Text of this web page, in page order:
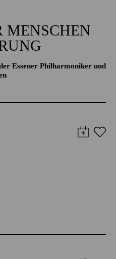
MENSCHEN
Essener Philharmoniker und